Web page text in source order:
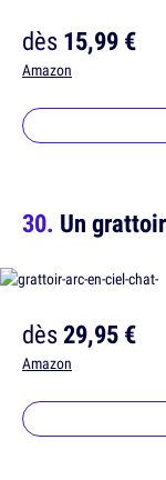
dès15,99 €
Amazon
Un
dès29,95 €
Amazon